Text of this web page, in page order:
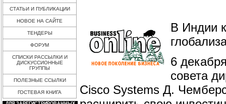
СТАТЬИ И ПУБЛИКАЦИИ
НОВОЕ НА САЙТЕ
ТЕНДЕРЫ
ФОРУМ
СПИСКИ РАССЫЛКИ И
ДИСКУССИОННЫЕ
ГРУППЫ
ПОЛЕЗНЫЕ ССЫЛКИ
ГОСТЕВАЯ КНИГА
В Индии
6
совета
Cisco Systems Д.